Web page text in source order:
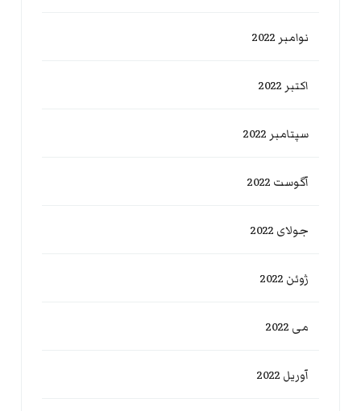
نوامبر 2022
اکتبر 2022
سپتامبر 2022
آگوست 2022
جولای 2022
ژوئن 2022
می 2022
آوریل 2022